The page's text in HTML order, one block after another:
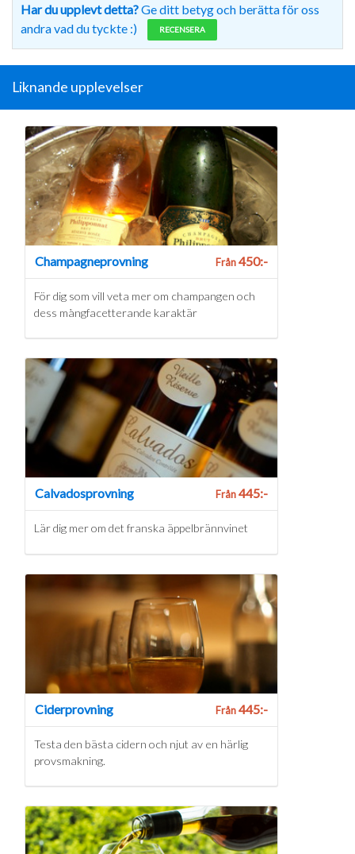
Har du upplevt detta?Ge ditt betyg och berätta för oss
andra vad du tyckte :)
RECENSERA
Liknande upplevelser
Champagneprovning Från450:-
För dig som vill veta mer om champangen och
dess mångfacetterande karaktär
Calvadosprovning Från445:-
Lär dig mer om det franska äppelbrännvinet
Ciderprovning Från445:-
Testa den bästa cidern och njut av en härlig
provsmakning.